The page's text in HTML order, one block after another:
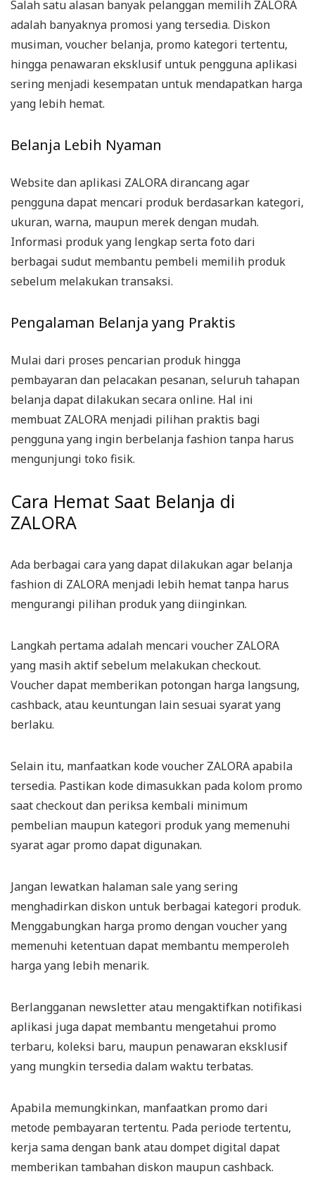
Salah satu alasan banyak pelanggan memilih ZALORA
adalah banyaknya promosi yang tersedia. Diskon
musiman, voucher belanja, promo kategori tertentu,
hingga penawaran eksklusif untuk pengguna aplikasi
sering menjadi kesempatan untuk mendapatkan harga
yang lebih hemat.
Belanja Lebih Nyaman
Website dan aplikasi ZALORA dirancang agar
pengguna dapat mencari produk berdasarkan kategori,
ukuran, warna, maupun merek dengan mudah.
Informasi produk yang lengkap serta foto dari
berbagai sudut membantu pembeli memilih produk
sebelum melakukan transaksi.
Pengalaman Belanja yang Praktis
Mulai dari proses pencarian produk hingga
pembayaran dan pelacakan pesanan, seluruh tahapan
belanja dapat dilakukan secara online. Hal ini
membuat ZALORA menjadi pilihan praktis bagi
pengguna yang ingin berbelanja fashion tanpa harus
mengunjungi toko fisik.
Cara Hemat Saat Belanja di
ZALORA
Ada berbagai cara yang dapat dilakukan agar belanja
fashion di ZALORA menjadi lebih hemat tanpa harus
mengurangi pilihan produk yang diinginkan.
Langkah pertama adalah mencari voucher ZALORA
yang masih aktif sebelum melakukan checkout.
Voucher dapat memberikan potongan harga langsung,
cashback, atau keuntungan lain sesuai syarat yang
berlaku.
Selain itu, manfaatkan kode voucher ZALORA apabila
tersedia. Pastikan kode dimasukkan pada kolom promo
saat checkout dan periksa kembali minimum
pembelian maupun kategori produk yang memenuhi
syarat agar promo dapat digunakan.
Jangan lewatkan halaman sale yang sering
menghadirkan diskon untuk berbagai kategori produk.
Menggabungkan harga promo dengan voucher yang
memenuhi ketentuan dapat membantu memperoleh
harga yang lebih menarik.
Berlangganan newsletter atau mengaktifkan notifikasi
aplikasi juga dapat membantu mengetahui promo
terbaru, koleksi baru, maupun penawaran eksklusif
yang mungkin tersedia dalam waktu terbatas.
Apabila memungkinkan, manfaatkan promo dari
metode pembayaran tertentu. Pada periode tertentu,
kerja sama dengan bank atau dompet digital dapat
memberikan tambahan diskon maupun cashback.